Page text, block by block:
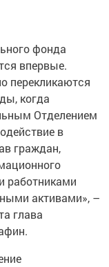
фонда
впервые.
перекликаются
когда
Отделением
в
граждан,
работниками
активами», –
глава